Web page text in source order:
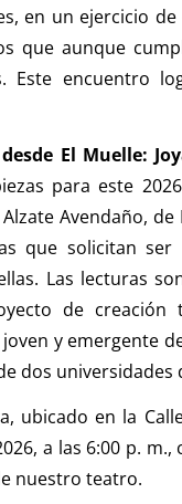
en un ejercicio
que aunque
Este encuentro
El Muelle:
para este
Avendaño,
que solicitan
Las lecturas
de
y emergente
dos universidades
ubicado en la
a las 6:00 p. m.,
nuestro teatro.